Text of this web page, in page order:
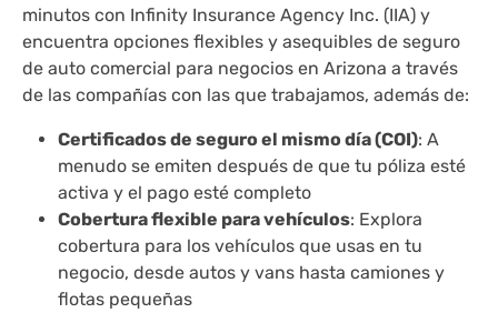
minutos con Infinity Insurance Agency Inc. (IIA) y
encuentra opciones flexibles y asequibles de seguro
de auto comercial para negocios en Arizona a través
de las compañías con las que trabajamos, además de:
Certificados de seguro el mismo día (COI): A
menudo se emiten después de que tu póliza esté
activa y el pago esté completo
Cobertura flexible para vehículos: Explora
cobertura para los vehículos que usas en tu
negocio, desde autos y vans hasta camiones y
flotas pequeñas